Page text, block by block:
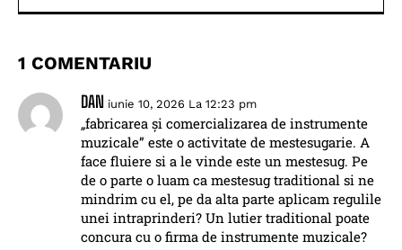
1 COMENTARIU
DAN iunie 10, 2026 La 12:23 pm
„fabricarea și comercializarea de instrumente
muzicale” este o activitate de mestesugarie. A
face fluiere si a le vinde este un mestesug. Pe
de o parte o luam ca mestesug traditional si ne
mindrim cu el, pe da alta parte aplicam regulile
unei intraprinderi? Un lutier traditional poate
concura cu o firma de instrumente muzicale?